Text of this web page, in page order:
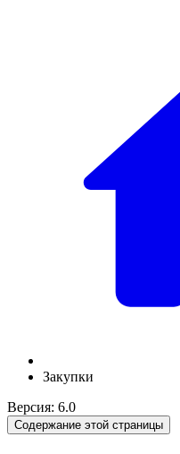
Закупки
Версия: 6.0
Содержание этой страницы